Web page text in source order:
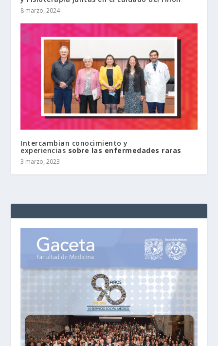
8 marzo, 2024
Intercambian conocimiento y
experiencias sobre las enfermedades raras
3 marzo, 2023